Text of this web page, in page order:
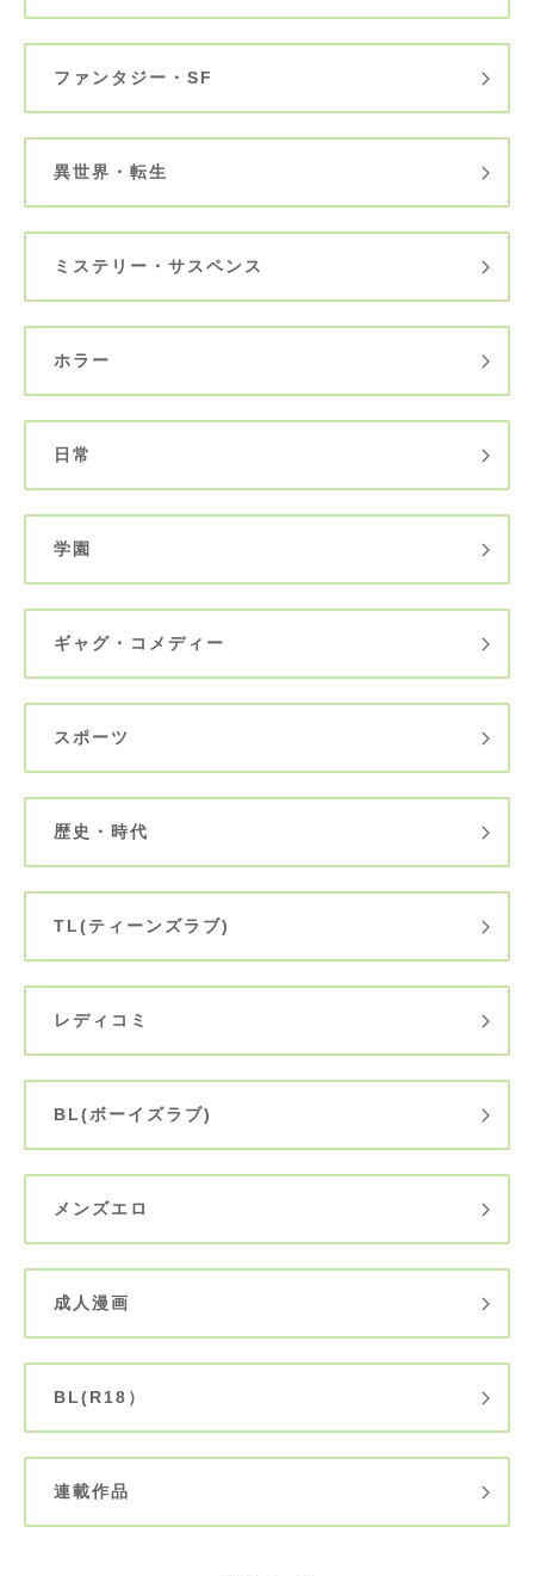
ファンタジー・SF
異世界・転生
ミステリー・サスペンス
ホラー
日常
学園
ギャグ・コメディー
スポーツ
歴史・時代
TL(ティーンズラブ)
レディコミ
BL(ボーイズラブ)
メンズエロ
成人漫画
BL(R18）
連載作品